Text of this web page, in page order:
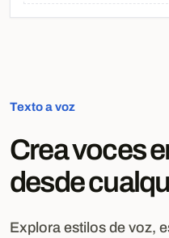
Texto a voz
Crea voces
desde
Explora estilos de voz,